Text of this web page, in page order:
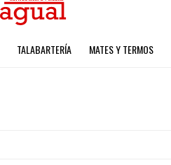
TALABARTERÍA MATES Y TERMOS